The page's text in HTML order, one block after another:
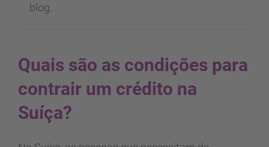
blog.
Quais são as condições para
contrair um crédito na
Suíça?